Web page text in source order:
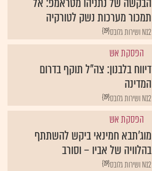
תמכור מערכות נשק לטורקיה
{19} N12 ושירות גלובס
הפסקת אש
דיווח בלבנון: צה"ל תוקף בדרום
המדינה
{19} N12 ושירות גלובס
הפסקת אש
מוג'תבא חמינאי ביקש להשתתף
בהלוויה של אביו – וסורב
{19} N12 ושירות גלובס